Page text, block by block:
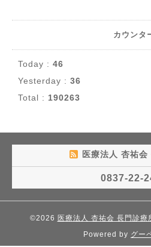
カウンタ
Today : 46
Yesterday : 36
Total : 190263
医療法人 杏祐会
0837-22-
©2026 医療法人 杏祐会 長門診療
Powered by グー